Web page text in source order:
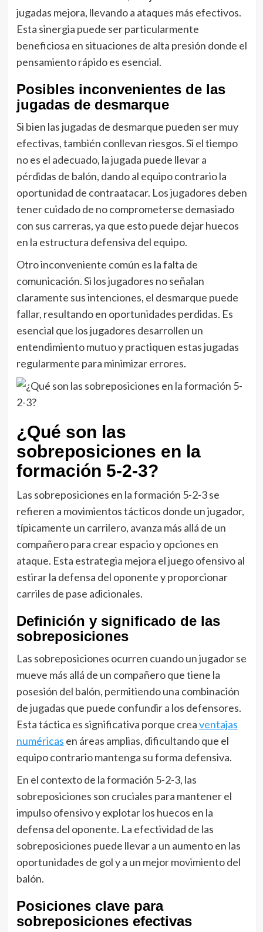
jugadas mejora, llevando a ataques más efectivos.
Esta sinergia puede ser particularmente
beneficiosa en situaciones de alta presión donde el
pensamiento rápido es esencial.
Posibles inconvenientes de las
jugadas de desmarque
Si bien las jugadas de desmarque pueden ser muy
efectivas, también conllevan riesgos. Si el tiempo
no es el adecuado, la jugada puede llevar a
pérdidas de balón, dando al equipo contrario la
oportunidad de contraatacar. Los jugadores deben
tener cuidado de no comprometerse demasiado
con sus carreras, ya que esto puede dejar huecos
en la estructura defensiva del equipo.
Otro inconveniente común es la falta de
comunicación. Si los jugadores no señalan
claramente sus intenciones, el desmarque puede
fallar, resultando en oportunidades perdidas. Es
esencial que los jugadores desarrollen un
entendimiento mutuo y practiquen estas jugadas
regularmente para minimizar errores.
¿Qué son las
sobreposiciones en la
formación 5-2-3?
Las sobreposiciones en la formación 5-2-3 se
refieren a movimientos tácticos donde un jugador,
típicamente un carrilero, avanza más allá de un
compañero para crear espacio y opciones en
ataque. Esta estrategia mejora el juego ofensivo al
estirar la defensa del oponente y proporcionar
carriles de pase adicionales.
Definición y significado de las
sobreposiciones
Las sobreposiciones ocurren cuando un jugador se
mueve más allá de un compañero que tiene la
posesión del balón, permitiendo una combinación
de jugadas que puede confundir a los defensores.
Esta táctica es significativa porque creaventajas
numéricas en áreas amplias, dificultando que el
equipo contrario mantenga su forma defensiva.
En el contexto de la formación 5-2-3, las
sobreposiciones son cruciales para mantener el
impulso ofensivo y explotar los huecos en la
defensa del oponente. La efectividad de las
sobreposiciones puede llevar a un aumento en las
oportunidades de gol y a un mejor movimiento del
balón.
Posiciones clave para
sobreposiciones efectivas